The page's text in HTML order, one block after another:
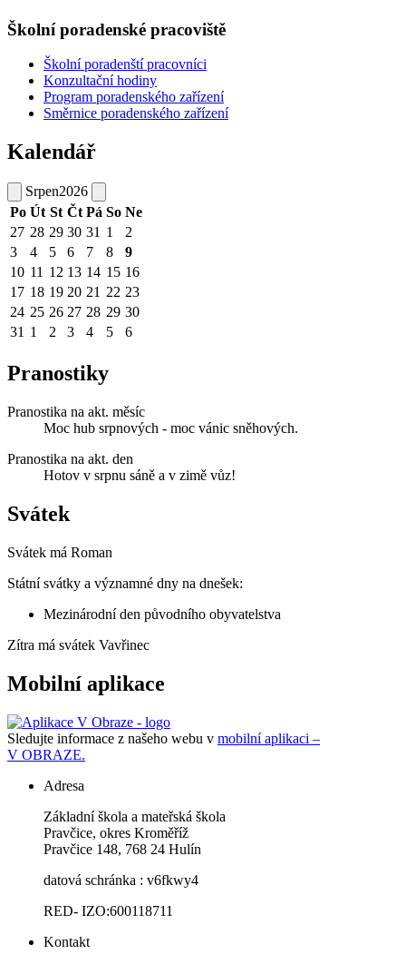
Školní poradenské pracoviště
Školní poradenští pracovníci
Konzultační hodiny
Program poradenského zařízení
Směrnice poradenského zařízení
Kalendář
Srpen2026
Po Út St Čt Pá So Ne
27 28 29 30 31 1
2
3
4 5 6 7 8
9
10 11 12 13 14 15 16
17 18 19 20 21 22 23
24 25 26 27 28 29 30
31 1 2 3 4 5 6
Pranostiky
Pranostika na akt. měsíc
Moc hub srpnových - moc vánic sněhových.
Pranostika na akt. den
Hotov v srpnu sáně a v zimě vůz!
Svátek
Svátek má Roman
Státní svátky a významné dny na dnešek:
Mezinárodní den původního obyvatelstva
Zítra má svátek Vavřinec
Mobilní aplikace
Sledujte informace z našeho webu v mobilní aplikaci –
V OBRAZE.
Adresa
Základní škola a mateřská škola
Pravčice, okres Kroměříž
Pravčice 148, 768 24 Hulín
datová schránka : v6fkwy4
RED- IZO:600118711
Kontakt